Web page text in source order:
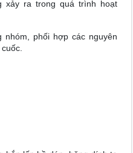
xảy ra trong quá trình hoạt
phối hợp các nguyên